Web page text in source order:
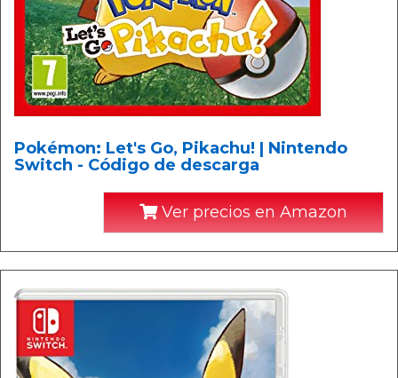
Pokémon: Let's Go, Pikachu! | Nintendo
Switch - Código de descarga
Ver precios en Amazon